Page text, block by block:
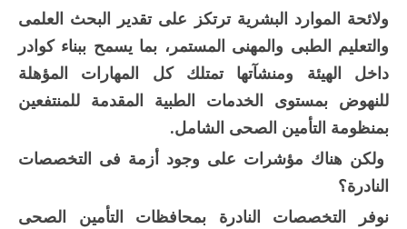
ولائحة الموارد البشرية ترتكز على تقدير البحث العلمى
والتعليم الطبى والمهنى المستمر، بما يسمح ببناء كوادر
داخل الهيئة ومنشآتها تمتلك كل المهارات المؤهلة
للنهوض بمستوى الخدمات الطبية المقدمة للمنتفعين
بمنظومة التأمين الصحى الشامل.
ولكن هناك مؤشرات على وجود أزمة فى التخصصات
النادرة؟
نوفر التخصصات النادرة بمحافظات التأمين الصحى